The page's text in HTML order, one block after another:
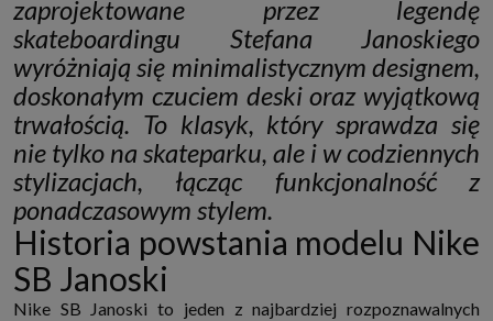
http://www.sagier.pl/
Jeżeli wyrazisz zgodę, o którą wyżej prosimy, administratorami Twoich
danych osobowych będą także nasi Zaufani Partnerzy. Listę Zaufanych
Partnerów możesz sprawdzić w każdym momencie na stronie naszej
polityki prywatnościi tam też zmodyfikować lub cofnąć swoje zgody.
Podstawa i cel przetwarzania
Twoje dane przetwarzamy w następujących celach:
1. Jeśli zawieramy z Tobą umowę o realizację danej usługi (np. usługi
zapewniającej Ci możliwość zapoznania się z jednym z naszych serwisów
w oparciu o treść regulaminu tego serwisu), to możemy przetwarzać
Twoje dane w zakresie niezbędnym do realizacji tej umowy.
2. Zapewnianie bezpieczeństwa usługi (np. sprawdzenie, czy do Twojego
konta nie loguje się nieuprawniona osoba), dokonanie pomiarów
statystycznych, ulepszanie naszych usług i dopasowanie ich do potrzeb i
wygody użytkowników (np. personalizowanie treści w usługach), jak
również prowadzenie marketingu i promocji własnych usług (np. jeśli
zaprojektowane przez legendę
skateboardingu Stefana Janoskiego
wyróżniają się minimalistycznym designem,
doskonałym czuciem deski oraz wyjątkową
trwałością. To klasyk, który sprawdza się
nie tylko na skateparku, ale i w codziennych
stylizacjach, łącząc funkcjonalność z
ponadczasowym stylem.
Historia powstania modelu Nike
SB Janoski
Nike SB Janoski to jeden z najbardziej rozpoznawalnych